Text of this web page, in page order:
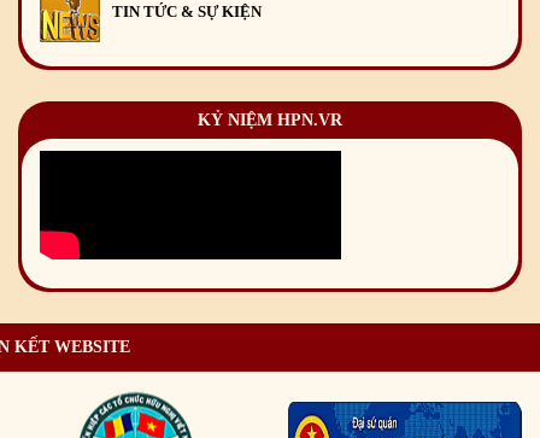
TIN TỨC & SỰ KIỆN
KỶ NIỆM HPN.VR
KẾT WEBSITE